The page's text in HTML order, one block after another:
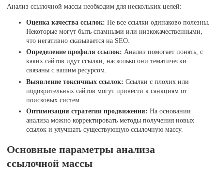
Анализ ссылочной массы необходим для нескольких целей:
Оценка качества ссылок: Не все ссылки одинаково полезны.
Некоторые могут быть спамными или низкокачественными,
что негативно сказывается на SEO.
Определение профиля ссылок: Анализ помогает понять, с
каких сайтов идут ссылки, насколько они тематически
связаны с вашим ресурсом.
Выявление токсичных ссылок: Ссылки с плохих или
подозрительных сайтов могут привести к санкциям от
поисковых систем.
Оптимизация стратегии продвижения: На основании
анализа можно корректировать методы получения новых
ссылок и улучшать существующую ссылочную массу.
Основные параметры анализа
ссылочной массы